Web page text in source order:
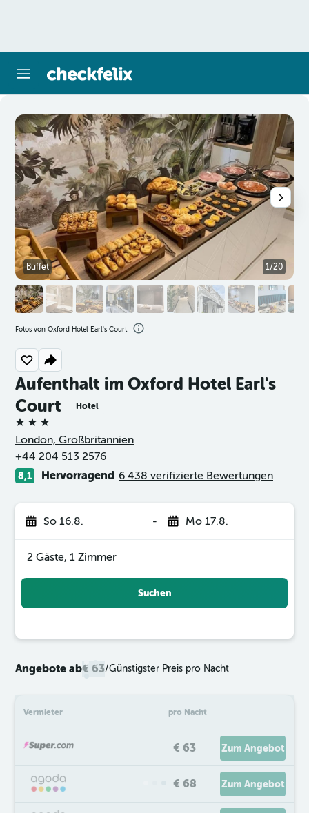
Aufenthalt im Oxford Hotel Earl's
Court
Hotel
3 Sterne
London, Großbritannien
+44 204 513 2576
8,1 Hervorragend 6 438 verifizierte Bewertungen
So 16.8. - Mo 17.8.
2 Gäste, 1 Zimmer
Suchen
Angebote ab€ 63/Günstigster Preis pro Nacht
Vermieter pro Nacht
€ 63 Zum Angebot
€ 68 Zum Angebot
Buffet 1/20
Fotos von Oxford Hotel Earl's Court